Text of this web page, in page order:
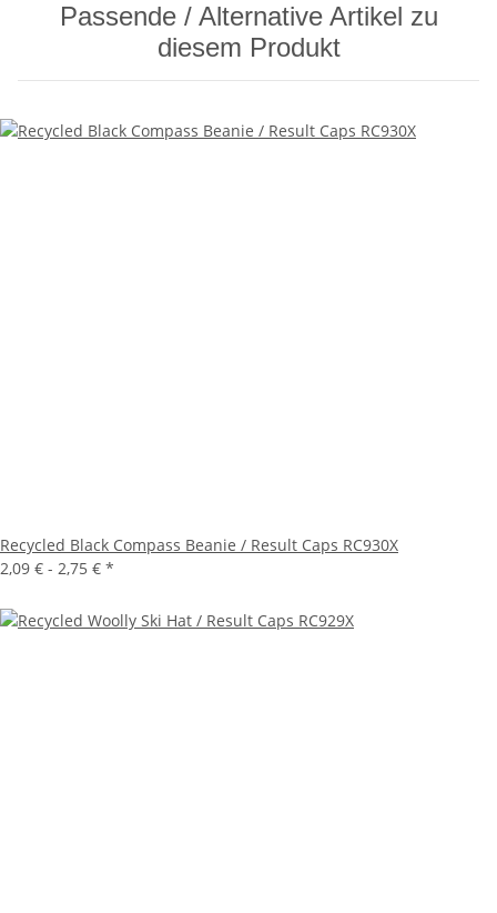
Passende / Alternative Artikel zu
diesem Produkt
Recycled Black Compass Beanie / Result Caps RC930X
2,09 € - 2,75 € *